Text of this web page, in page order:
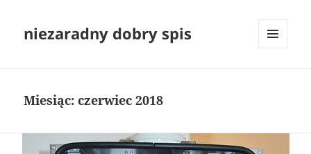
niezaradny dobry spis
Miesiąc:czerwiec 2018